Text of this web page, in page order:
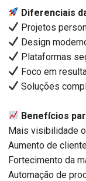
Diferenciais
Projetos
Design
Plataformas
Foco em
Soluções
Benefícios
Mais visibilidade
Aumento de
Fortecimento da
Automação de